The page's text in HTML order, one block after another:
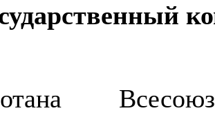
ственный к
Вс